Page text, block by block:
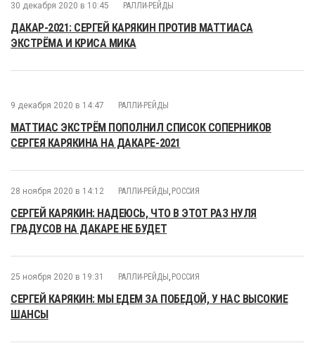
30 декабря 2020 в 10:45 РАЛЛИ-РЕЙДЫ
ДАКАР-2021: СЕРГЕЙ КАРЯКИН ПРОТИВ МАТТИАСА
ЭКСТРЁМА И КРИСА МИКА
9 декабря 2020 в 14:47 РАЛЛИ-РЕЙДЫ
МАТТИАС ЭКСТРЁМ ПОПОЛНИЛ СПИСОК СОПЕРНИКОВ
СЕРГЕЯ КАРЯКИНА НА ДАКАРЕ-2021
28 ноября 2020 в 14:12 РАЛЛИ-РЕЙДЫ , РОССИЯ
СЕРГЕЙ КАРЯКИН: НАДЕЮСЬ, ЧТО В ЭТОТ РАЗ НУЛЯ
ГРАДУСОВ НА ДАКАРЕ НЕ БУДЕТ
25 ноября 2020 в 19:31 РАЛЛИ-РЕЙДЫ , РОССИЯ
СЕРГЕЙ КАРЯКИН: МЫ ЕДЕМ ЗА ПОБЕДОЙ, У НАС ВЫСОКИЕ
ШАНСЫ